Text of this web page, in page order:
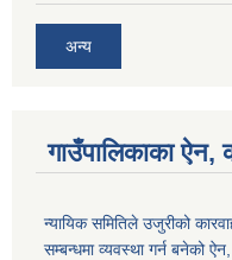
अन्य
गाउँपालिकाका ऐन,
न्यायिक समितिले उजुरीको
सम्बन्धमा व्यवस्था गर्न बनेको